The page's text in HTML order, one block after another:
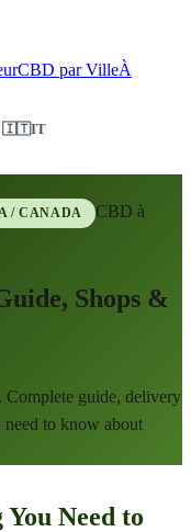
CBD par VilleÀ
🇮🇹IT
/ CANADA
CBD à
Shops &
Complete guide, delivery
to know about
Need to